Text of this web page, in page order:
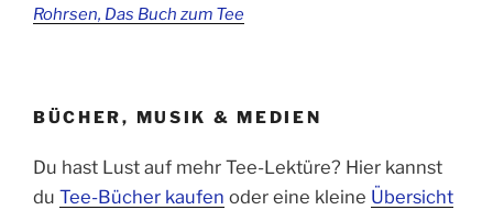
Rohrsen, Das Buch zum Tee
BÜCHER, MUSIK & MEDIEN
Du hast Lust auf mehr Tee-Lektüre? Hier kannst
du Tee-Bücher kaufen oder eine kleine Übersicht